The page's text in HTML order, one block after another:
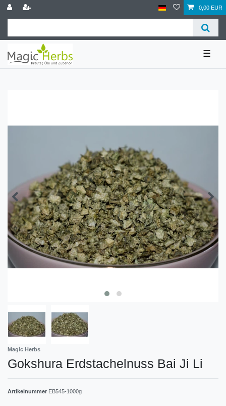
0,00 EUR
☰
Magic Herbs
Gokshura Erdstachelnuss Bai Ji Li
Artikelnummer EB545-1000g